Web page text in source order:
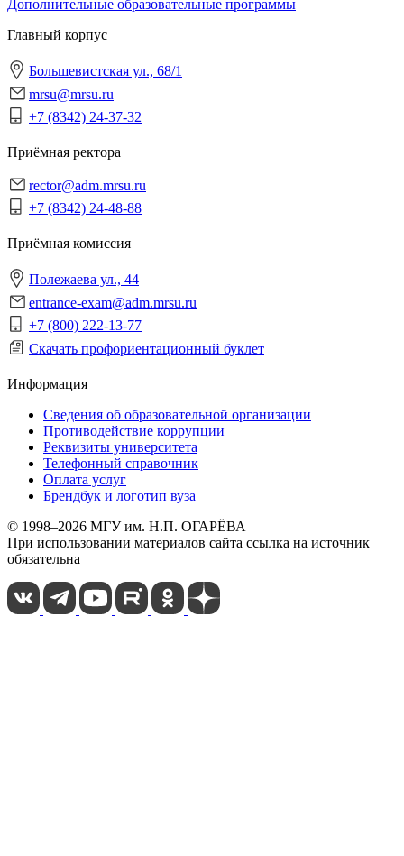
Дополнительные образовательные программы
Главный корпус
Большевистская ул., 68/1
mrsu@mrsu.ru
+7 (8342) 24-37-32
Приёмная ректора
rector@adm.mrsu.ru
+7 (8342) 24-48-88
Приёмная комиссия
Полежаева ул., 44
entrance-exam@adm.mrsu.ru
+7 (800) 222-13-77
Скачать профориентационный буклет
Информация
Сведения об образовательной организации
Противодействие коррупции
Реквизиты университета
Телефонный справочник
Оплата услуг
Брендбук и логотип вуза
© 1998–2026 МГУ им. Н.П. ОГАРЁВА
При использовании материалов сайта ссылка на источник
обязательна